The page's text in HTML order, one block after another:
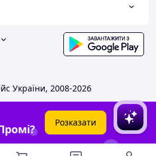
України, 2008-2026
Розказати